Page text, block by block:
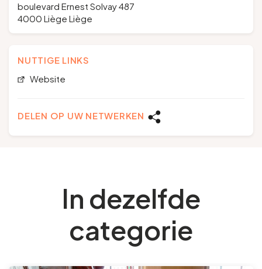
boulevard Ernest Solvay 487
4000 Liège Liège
NUTTIGE LINKS
Website
DELEN OP UW NETWERKEN
In dezelfde
categorie